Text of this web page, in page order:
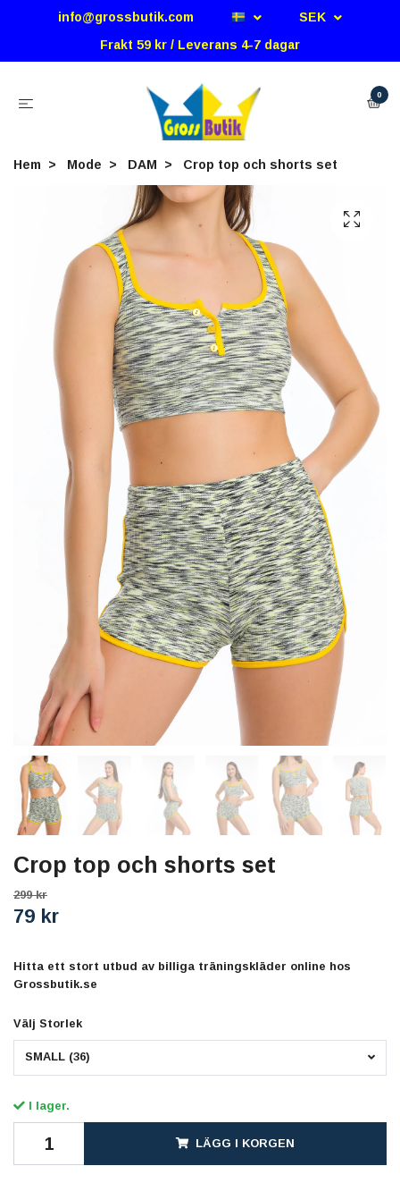
info@grossbutik.com
SEK
Frakt 59 kr / Leverans 4-7 dagar
0
Hem Mode DAM Crop top och shorts set
Crop top och shorts set
299 kr
79 kr
Hitta ett stort utbud av billiga träningskläder online hos
Grossbutik.se
Välj Storlek
SMALL (36)
I lager.
LÄGG I KORGEN